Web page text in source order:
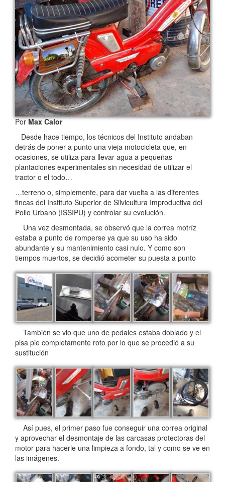
PorMax Calor
Desde hace tiempo, los técnicos del Instituto andaban
detrás de poner a punto una vieja motocicleta que, en
ocasiones, se utiliza para llevar agua a pequeñas
plantaciones experimentales sin necesidad de utilizar el
tractor o el todo…
…terreno o, simplemente, para dar vuelta a las diferentes
fincas del Instituto Superior de Silvicultura Improductiva del
Pollo Urbano (ISSIPU) y controlar su evolución.
Una vez desmontada, se observó que la correa motríz
estaba a punto de romperse ya que su uso ha sido
abundante y su mantenimiento casi nulo. Y como son
tiempos muertos, se decidió acometer su puesta a punto
También se vio que uno de pedales estaba doblado y el
pisa pie completamente roto por lo que se procedió a su
sustitución
Así pues, el primer paso fue conseguir una correa original
y aprovechar el desmontaje de las carcasas protectoras del
motor para hacerle una limpieza a fondo, tal y como se ve en
las imágenes.